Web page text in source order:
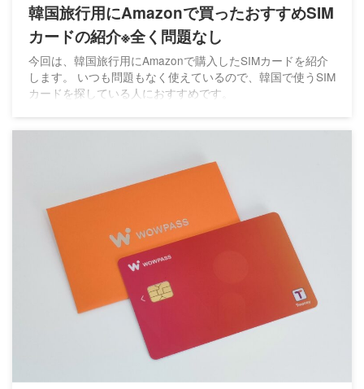
韓国旅行用にAmazonで買ったおすすめSIM
カードの紹介※全く問題なし
今回は、韓国旅行用にAmazonで購入したSIMカードを紹介
します。 いつも問題もなく使えているので、韓国で使うSIM
カードを探している人におすすめです。